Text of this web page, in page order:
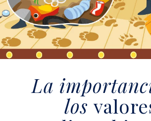
La
los